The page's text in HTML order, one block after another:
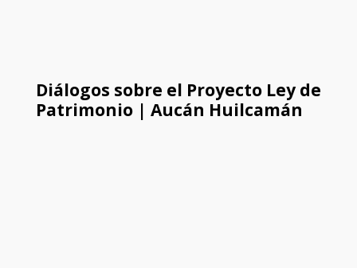
Diálogos sobre el Proyecto Ley de
Patrimonio | Aucán Huilcamán